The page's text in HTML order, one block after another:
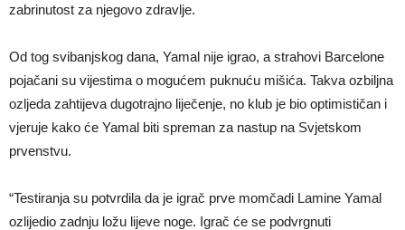
zabrinutost za njegovo zdravlje.
Od tog svibanjskog dana, Yamal nije igrao, a strahovi Barcelone
pojačani su vijestima o mogućem puknuću mišića. Takva ozbiljna
ozljeda zahtijeva dugotrajno liječenje, no klub je bio optimističan i
vjeruje kako će Yamal biti spreman za nastup na Svjetskom
prvenstvu.
“Testiranja su potvrdila da je igrač prve momčadi Lamine Yamal
ozlijedio zadnju ložu lijeve noge. Igrač će se podvrgnuti